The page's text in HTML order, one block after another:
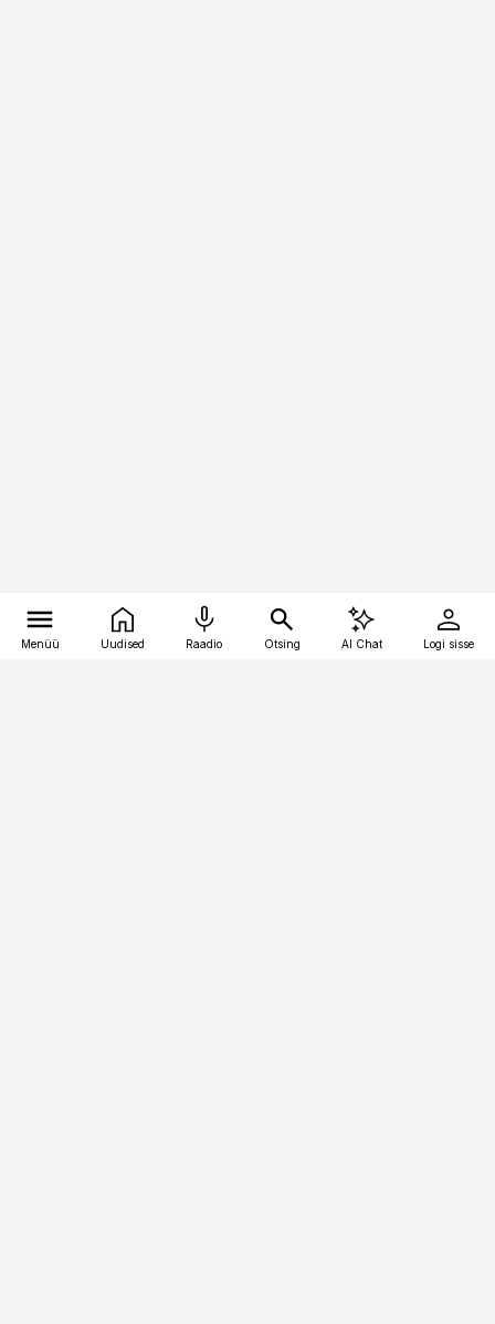
Menüü Uudised Raadio Otsing AI Chat Logi sisse